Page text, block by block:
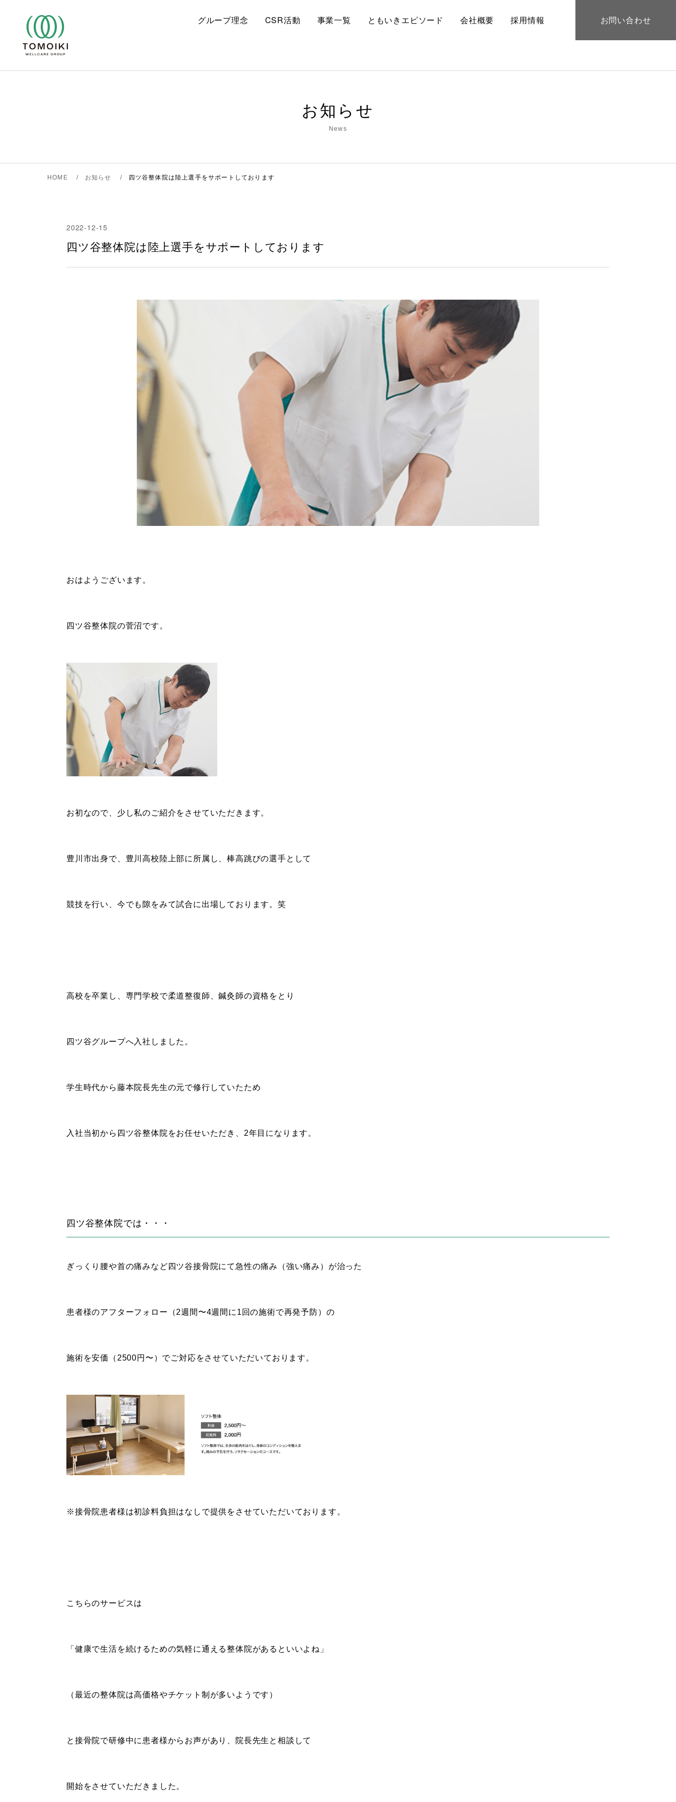
content
グループ理念 CSR活動 事業一覧 ともいきエピソード 会社概要 採用情報 お問い合わせ
お知らせ
News
HOME お知らせ 四ツ谷整体院は陸上選手をサポートしております
2022-12-15
四ツ谷整体院は陸上選手をサポートしております
おはようございます。
四ツ谷整体院の菅沼です。
お初なので、少し私のご紹介をさせていただきます。
豊川市出身で、豊川高校陸上部に所属し、棒高跳びの選手として
競技を行い、今でも隙をみて試合に出場しております。笑
高校を卒業し、専門学校で柔道整復師、鍼灸師の資格をとり
四ツ谷グループへ入社しました。
学生時代から藤本院長先生の元で修行していたため
入社当初から四ツ谷整体院をお任せいただき、2年目になります。
四ツ谷整体院では・・・
ぎっくり腰や首の痛みなど四ツ谷接骨院にて急性の痛み（強い痛み）が治った
患者様のアフターフォロー（2週間〜4週間に1回の施術で再発予防）の
施術を安価（2500円〜）でご対応をさせていただいております。
※接骨院患者様は初診料負担はなしで提供をさせていただいております。
こちらのサービスは
「健康で生活を続けるための気軽に通える整体院があるといいよね」
（最近の整体院は高価格やチケット制が多いようです）
と接骨院で研修中に患者様からお声があり、院長先生と相談して
開始をさせていただきました。